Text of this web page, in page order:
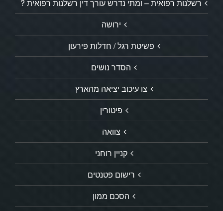
רשלנות רפואית – ומתי נדרש עורך דין רשלנות רפואית ?
ירושה
פשיטת רגל / חדלות פירעון
הסדר נושים
צו עיכוב יציאה מהארץ
פיטורין
צוואה
קניין רוחני
רישום פטנטים
הסכם ממון